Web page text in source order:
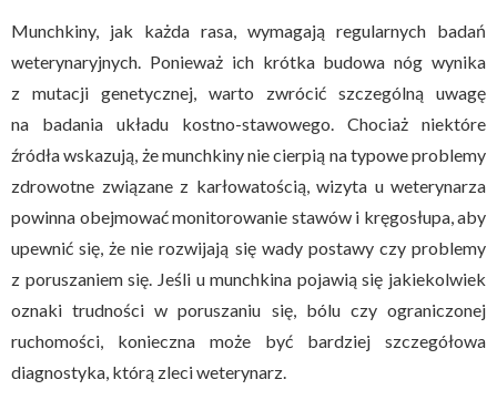
Munchkiny, jak każda rasa, wymagają regularnych badań
weterynaryjnych. Ponieważ ich krótka budowa nóg wynika
z mutacji genetycznej, warto zwrócić szczególną uwagę
na badania układu kostno-stawowego. Chociaż niektóre
źródła wskazują, że munchkiny nie cierpią na typowe problemy
zdrowotne związane z karłowatością, wizyta u weterynarza
powinna obejmować monitorowanie stawów i kręgosłupa, aby
upewnić się, że nie rozwijają się wady postawy czy problemy
z poruszaniem się. Jeśli u munchkina pojawią się jakiekolwiek
oznaki trudności w poruszaniu się, bólu czy ograniczonej
ruchomości, konieczna może być bardziej szczegółowa
diagnostyka, którą zleci weterynarz.